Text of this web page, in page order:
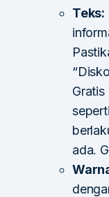
Teks:
Gratis
ada.